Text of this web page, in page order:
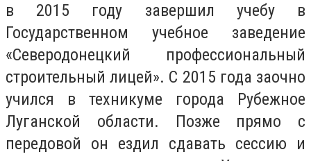
в 2015 году завершил учебу в
Государственном учебное заведение
«Северодонецкий профессиональный
строительный лицей». С 2015 года заочно
учился в техникуме города Рубежное
Луганской области. Позже прямо с
передовой он ездил сдавать сессию и